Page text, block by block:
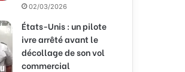
02/03/2026
États-Unis : un pilote
ivre arrêté avant le
décollage de son vol
commercial